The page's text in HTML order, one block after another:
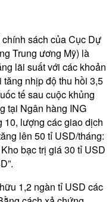
sách của Cục Dự
Trung ương Mỹ) là
lãi suất với các khoản
nhịp độ thu hồi 3,5
tế sau cuộc khủng
tại Ngân hàng ING
10, lượng các giao dịch
lên 50 tỉ USD/tháng:
bạc trị giá 30 tỉ USD
1,2 ngàn tỉ USD các